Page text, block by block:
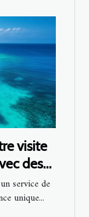
visite
des
service de
unique...